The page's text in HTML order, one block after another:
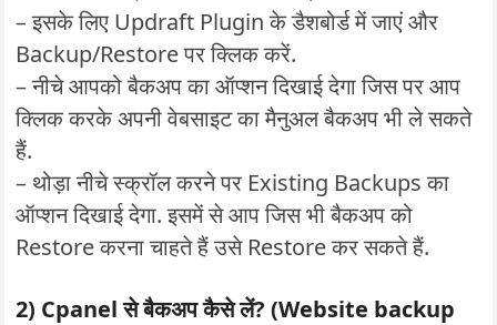
– इसके लिए Updraft Plugin के डैशबोर्ड में जाएं और
Backup/Restore पर क्लिक करें.
– नीचे आपको बैकअप का ऑप्शन दिखाई देगा जिस पर आप
क्लिक करके अपनी वेबसाइट का मैनुअल बैकअप भी ले सकते
हैं.
– थोड़ा नीचे स्क्रॉल करने पर Existing Backups का
ऑप्शन दिखाई देगा. इसमें से आप जिस भी बैकअप को
Restore करना चाहते हैं उसे Restore कर सकते हैं.
2) Cpanel से बैकअप कैसे लें? (Website backup